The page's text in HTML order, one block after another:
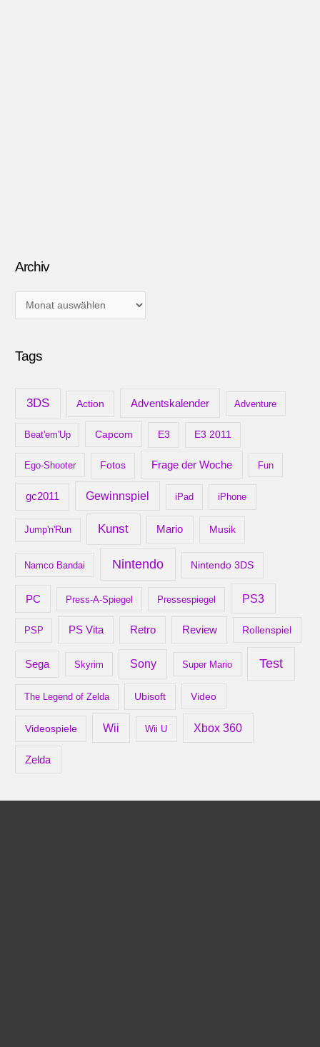
Archiv
r
Tags
3DS Action Adventskalender Adventure
Beat'em'Up Capcom E3 E3 2011
Ego-Shooter Fotos Frage der Woche Fun
gc2011 Gewinnspiel iPad iPhone
Jump'n'Run Kunst Mario Musik
Namco Bandai Nintendo Nintendo 3DS
PC Press-A-Spiegel Pressespiegel PS3
PSP PS Vita Retro Review Rollenspiel
Sega Skyrim Sony Super Mario Test
The Legend of Zelda Ubisoft Video
Videospiele Wii Wii U Xbox 360
Zelda